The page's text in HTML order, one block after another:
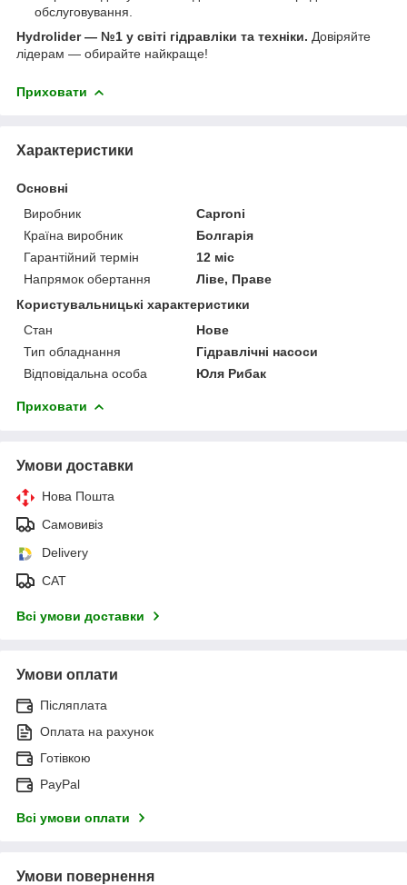
обслуговування.
Hydrolider — №1 у світі гідравліки та техніки. Довіряйте
лідерам — обирайте найкраще!
Приховати
Характеристики
Основні
Виробник
Caproni
Країна виробник
Болгарія
Гарантійний термін
12 міс
Напрямок обертання
Ліве, Праве
Користувальницькі характеристики
Стан
Нове
Тип обладнання
Гідравлічні насоси
Відповідальна особа
Юля Рибак
Приховати
Умови доставки
Нова Пошта
Самовивіз
Delivery
САТ
Всі умови доставки
Умови оплати
Післяплата
Оплата на рахунок
Готівкою
PayPal
Всі умови оплати
Умови повернення